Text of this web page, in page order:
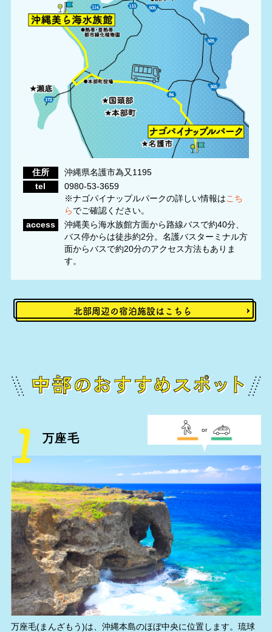
住所
沖縄県名護市為又1195
tel
0980-53-3659
※ナゴパイナップルパークの詳しい情報はこち
ら でご確認ください。
access
沖縄美ら海水族館方面から路線バスで約40分、
バス停からは徒歩約2分。名護バスターミナル方
面からバスで約20分のアクセス方法もありま
す。
北部周辺の宿泊施設はこちら
万座毛
or
万座毛(まんざもう)は、沖縄本島のほぼ中央に位置します。琉球